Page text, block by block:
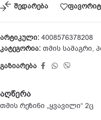
შედარება
არტიკული: 4008576378208
კატეგორია: თმის სამაგრი,
გაზიარება
აღწერა
თმის რეზინი „ყვავილი“ 2ც